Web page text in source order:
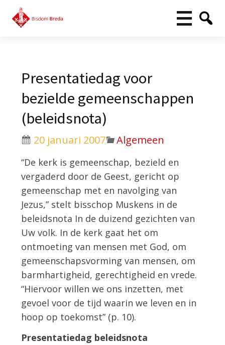
Presentatiedag voor
bezielde gemeenschappen
(beleidsnota)
20 januari 2007 Algemeen
“De kerk is gemeenschap, bezield en
vergaderd door de Geest, gericht op
gemeenschap met en navolging van
Jezus,” stelt bisschop Muskens in de
beleidsnota In de duizend gezichten van
Uw volk. In de kerk gaat het om
ontmoeting van mensen met God, om
gemeenschapsvorming van mensen, om
barmhartigheid, gerechtigheid en vrede.
“Hiervoor willen we ons inzetten, met
gevoel voor de tijd waarin we leven en in
hoop op toekomst” (p. 10).
Presentatiedag beleidsnota